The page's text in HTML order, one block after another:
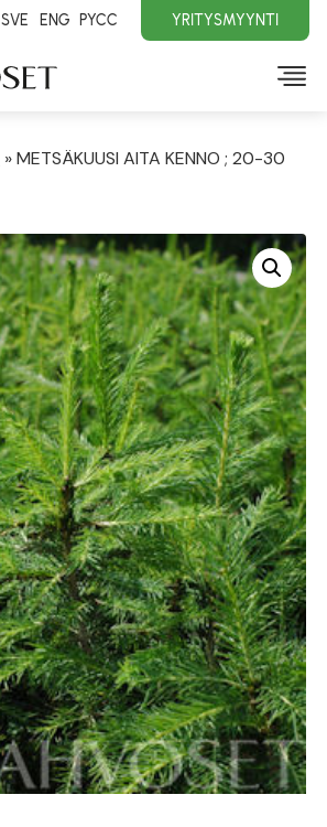
SVE ENG PYCC YRITYSMYYNTI
»METSÄKUUSI AITA KENNO ; 20-30